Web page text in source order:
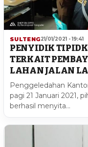
SULTENG21/01/2021 - 19:41
PENYIDIK
TERKAIT
LAHAN JALAN
Penggeledahan
pagi 21 Januari 2021,
berhasil menyita…